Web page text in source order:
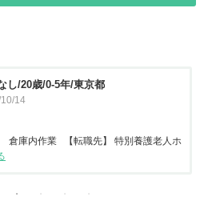
し/20歳/0-5年/東京都
14
倉庫内作業 【転職先】 特別養護老人ホ